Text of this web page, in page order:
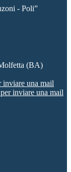
- Poli”
(BA)
inviare una mail
inviare una mail